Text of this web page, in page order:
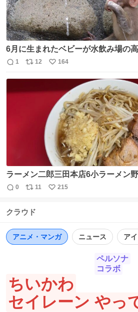
6月に生まれたベビーが水飲み場の
なりました✨蛇口から出ている水が
愛かったです💕 #ニホンザル #野猿
#japanesemonkey https://t.co/
返
信
1
リ
ポ
12
い
い
164
ラーメン二郎三田本店6小ラーメン
ラメ藤沢助手フルオペ野猿R君サポ
のツルモチ麺に絡んで超旨。豚も柔
https://t.co/zQx6zwLnPc
返
数
0
リ
ス
数
11
い
215
クラウド
アニメ・マンガ ニュース ア
ちいかわ
セイレーン やっ
ペルソナ
コラボ